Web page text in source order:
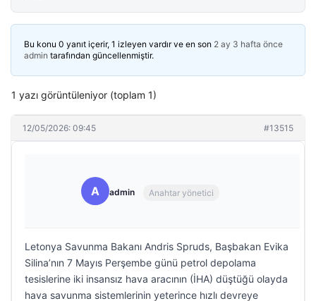
Bu konu 0 yanıt içerir, 1 izleyen vardır ve en son 2 ay 3 hafta önce
admin tarafından güncellenmiştir.
1 yazı görüntüleniyor (toplam 1)
12/05/2026: 09:45 #13515
A admin Anahtar yönetici
Letonya Savunma Bakanı Andris Spruds, Başbakan Evika
Silina’nın 7 Mayıs Perşembe günü petrol depolama
tesislerine iki insansız hava aracının (İHA) düştüğü olayda
hava savunma sistemlerinin yeterince hızlı devreye